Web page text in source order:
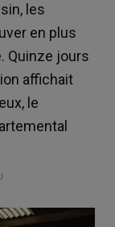
les
en plus
Quinze jours
affichait
le